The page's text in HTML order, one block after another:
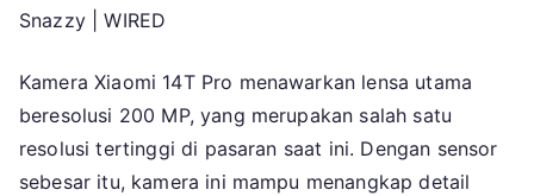
Kamera Xiaomi 14T Pro menawarkan lensa utama
beresolusi 200 MP, yang merupakan salah satu
resolusi tertinggi di pasaran saat ini. Dengan sensor
sebesar itu, kamera ini mampu menangkap detail